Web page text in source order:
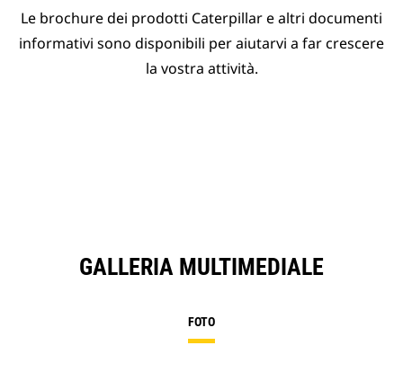
Le brochure dei prodotti Caterpillar e altri documenti
informativi sono disponibili per aiutarvi a far crescere
la vostra attività.
GALLERIA MULTIMEDIALE
FOTO